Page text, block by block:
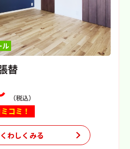
ル
替
（税込）
コミ！
くわしくみる